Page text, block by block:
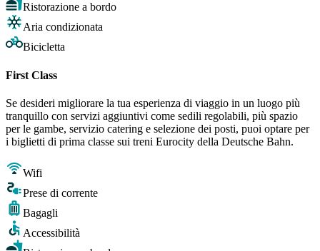
Ristorazione a bordo
Aria condizionata
Bicicletta
First Class
Se desideri migliorare la tua esperienza di viaggio in un luogo più
tranquillo con servizi aggiuntivi come sedili regolabili, più spazio
per le gambe, servizio catering e selezione dei posti, puoi optare per
i biglietti di prima classe sui treni Eurocity della Deutsche Bahn.
Wifi
Prese di corrente
Bagagli
Accessibilità